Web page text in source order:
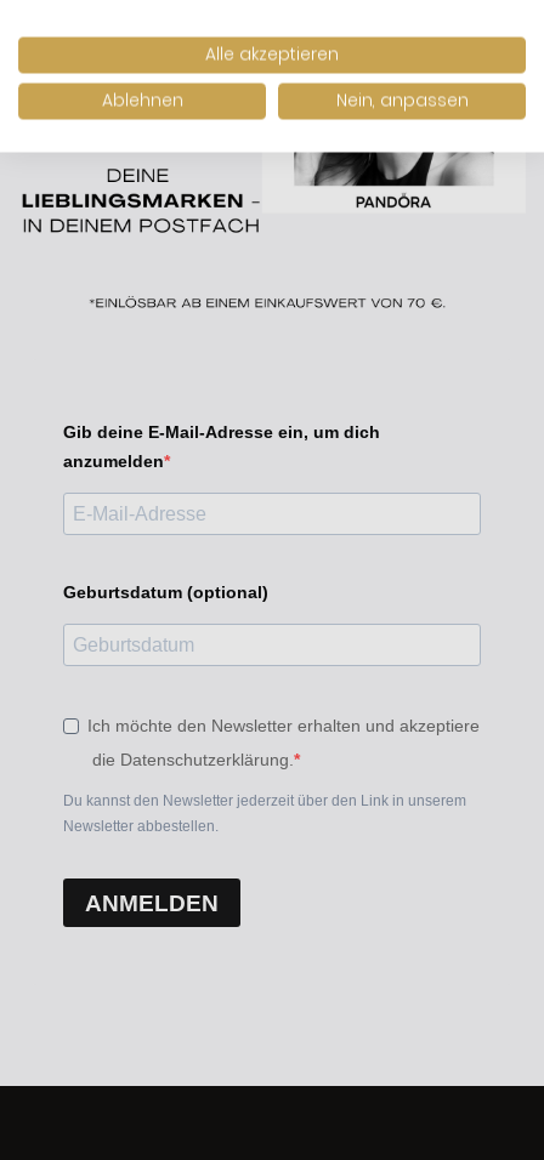
Gib deine E-Mail-Adresse ein, um dich
anzumelden
Geburtsdatum (optional)
Ich möchte den Newsletter erhalten und akzeptiere
die Datenschutzerklärung.
Du kannst den Newsletter jederzeit über den Link in unserem
Newsletter abbestellen.
ANMELDEN
Alle akzeptieren
Ablehnen
Nein, anpassen